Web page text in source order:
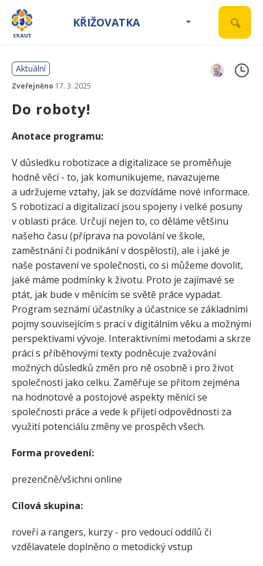
KŘIŽOVATKA
Aktuální
Zveřejněno 17. 3. 2025
Do roboty!
Anotace programu:
V důsledku robotizace a digitalizace se proměňuje
hodně věcí - to, jak komunikujeme, navazujeme
a udržujeme vztahy, jak se dozvídáme nové informace.
S robotizací a digitalizací jsou spojeny i velké posuny
v oblasti práce. Určují nejen to, co děláme většinu
našeho času (příprava na povolání ve škole,
zaměstnání či podnikání v dospělosti), ale i jaké je
naše postavení ve společnosti, co si můžeme dovolit,
jaké máme podmínky k životu. Proto je zajímavé se
ptát, jak bude v měnícím se světě práce vypadat.
Program seznámí účastníky a účastnice se základními
pojmy souvisejícím s prací v digitálním věku a možnými
perspektivami vývoje. Interaktivními metodami a skrze
práci s příběhovými texty podněcuje zvažování
možných důsledků změn pro ně osobně i pro život
společnosti jako celku. Zaměřuje se přitom zejména
na hodnotové a postojové aspekty měnící se
společnosti práce a vede k přijetí odpovědnosti za
využití potenciálu změny ve prospěch všech.
Forma provedení:
prezenčně/všichni online
Cílová skupina:
roveři a rangers, kurzy - pro vedoucí oddílů či
vzdělavatele doplněno o metodický vstup